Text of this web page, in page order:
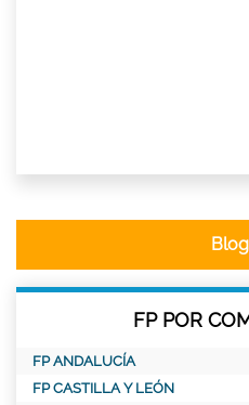
FP POR
FP ANDALUCÍA
FP CASTILLA Y LEÓN